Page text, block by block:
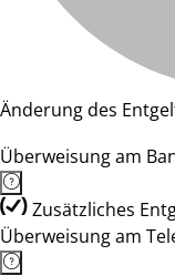
Änderung des
Überweisung am
Zusätzliches
Überweisung am